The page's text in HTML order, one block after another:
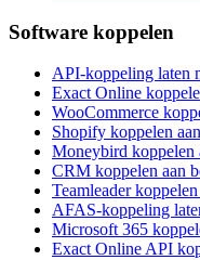
Software koppelen
API-koppeling laten
Exact Online
WooCommerce
Shopify koppelen
Moneybird koppelen
CRM koppelen aan
Teamleader
AFAS-koppeling
Microsoft 365
Exact Online API